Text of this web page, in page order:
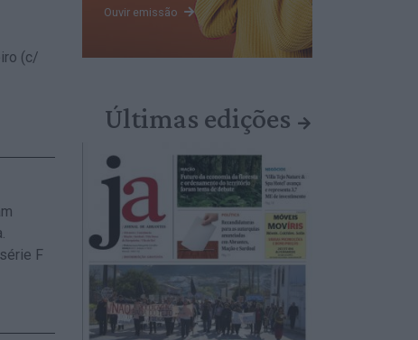
(c/
F
Ouvir emissão
Últimas edições